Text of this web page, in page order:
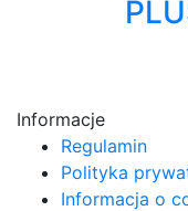
Informacje
Regulamin
Polityka
Informacja o